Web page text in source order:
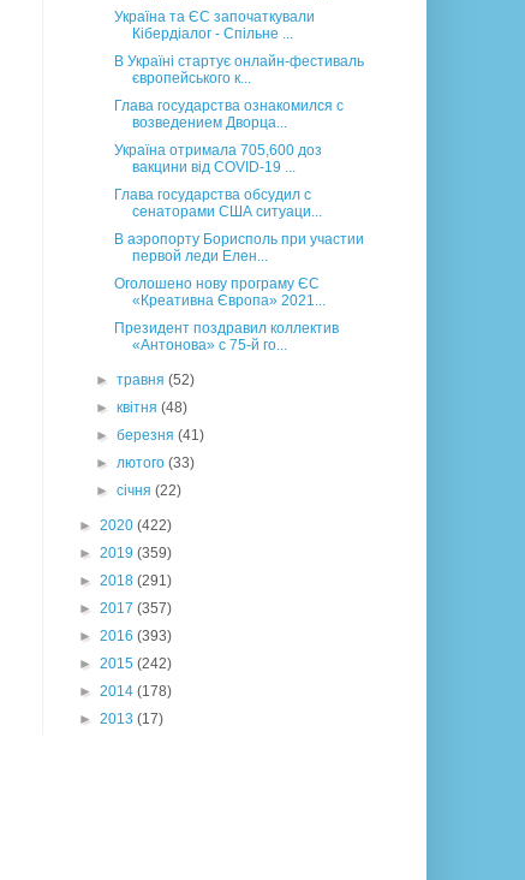
Україна та ЄС започаткували
Кібердіалог - Спільне ...
В Україні стартує онлайн-фестиваль
європейського к...
Глава государства ознакомился с
возведением Дворца...
Україна отримала 705,600 доз
вакцини від COVID-19 ...
Глава государства обсудил с
сенаторами США ситуаци...
В аэропорту Борисполь при участии
первой леди Елен...
Оголошено нову програму ЄС
«Креативна Європа» 2021...
Президент поздравил коллектив
«Антонова» с 75-й го...
►травня(52)
►квітня(48)
►березня(41)
►лютого(33)
►січня(22)
► 2020 (422)
► 2019 (359)
► 2018 (291)
► 2017 (357)
► 2016 (393)
► 2015 (242)
► 2014 (178)
► 2013 (17)